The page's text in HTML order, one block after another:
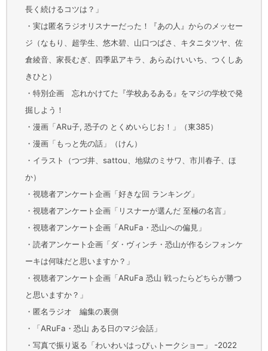
長く続けるコツは？」
・実は匿名ラジオリスナーだった！『あの人』からのメッセー
ジ（なもり、超学生、悠木碧、山口つばさ、キタニタツヤ、佐
倉綾音、家長むぎ、四季凪アキラ、あらゐけいいち、つくしあ
きひと）
・特別企画 忘れかけてた『学校あるある』をマジの学校で発
掘しよう！
・漫画「ARu子, 恐子の とくめいらじお！」（東385）
・漫画「もっと先の話」（けん）
・イラスト（つづ井、sattou、地獄のミサワ、市川春子、ほ
か）
・視聴者アンケート企画「好きな回 ランキング」
・視聴者アンケート企画「リスナーが選んだ 至極の名言」
・視聴者アンケート企画「ARuFa・恐山への偏見」
・読者アンケート企画「ダ・ヴィンチ・恐山が作るシフォンケ
ーキは何味だと思いますか？」
・視聴者アンケート企画「ARuFa 恐山 戦ったらどちらが勝つ
と思いますか？」
・匿名ラジオ 編集の裏側
・「ARuFa・恐山 ある日のマジ会話」
・写真で振り返る「わいわいはっぴぃトークショー」 -2022